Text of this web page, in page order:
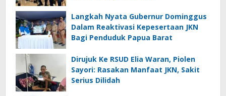
Langkah Nyata Gubernur Dominggus
Dalam Reaktivasi Kepesertaan JKN
Bagi Penduduk Papua Barat
Dirujuk Ke RSUD Elia Waran, Piolen
Sayori: Rasakan Manfaat JKN, Sakit
Serius Dilidah